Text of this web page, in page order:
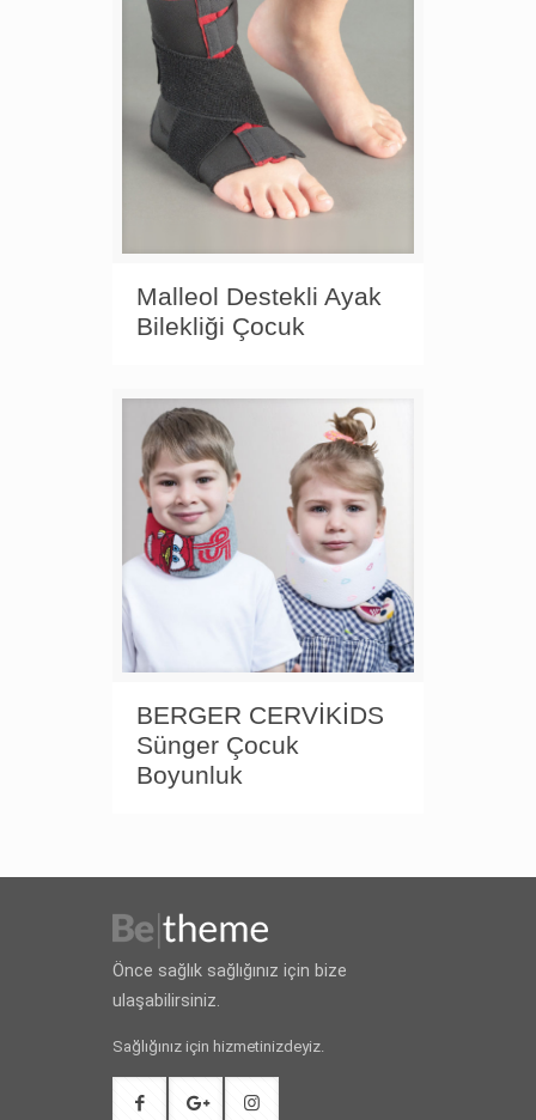
Malleol Destekli Ayak
Bilekliği Çocuk
BERGER CERVİKİDS
Sünger Çocuk
Boyunluk
Önce sağlık sağlığınız için bize
ulaşabilirsiniz.
Sağlığınız için hizmetinizdeyiz.